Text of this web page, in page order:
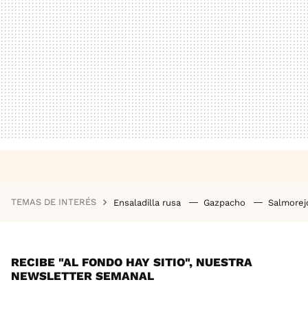
TEMAS DE INTERÉS Ensaladilla rusa Gazpacho
RECIBE "AL FONDO HAY SITIO", NUESTRA
NEWSLETTER SEMANAL